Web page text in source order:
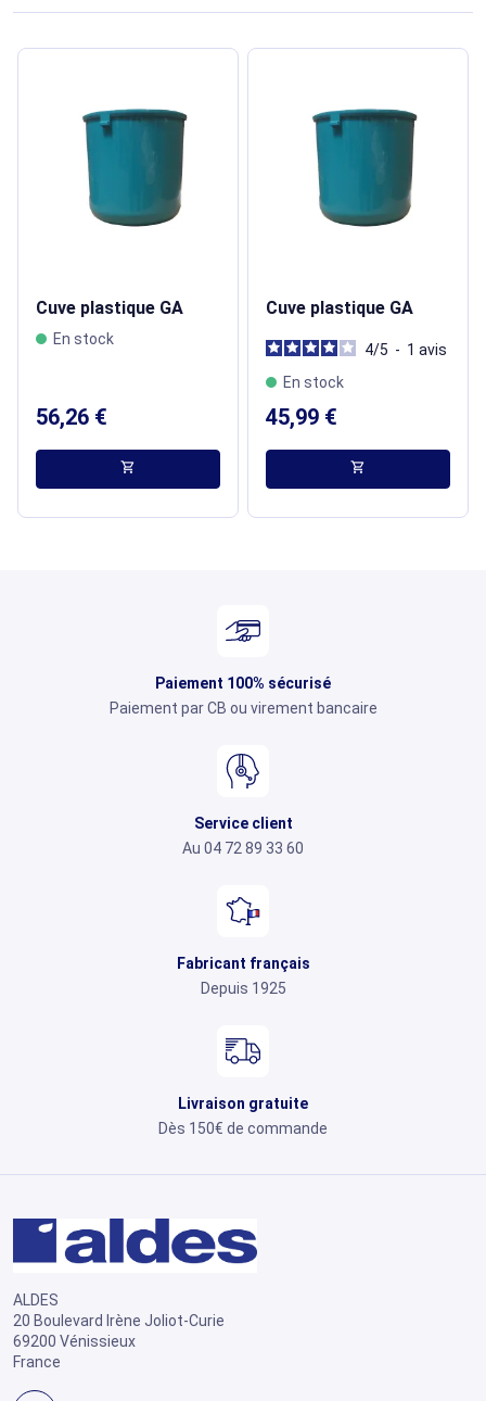
Cuve plastique GA
En stock
56,26 €
shopping_cart
Cuve plastique GA
4/5 - 1 avis
En stock
45,99 €
shopping_cart
Paiement 100% sécurisé
Paiement par CB ou virement bancaire
Service client
Au 04 72 89 33 60
Fabricant français
Depuis 1925
Livraison gratuite
Dès 150€ de commande
ALDES
20 Boulevard Irène Joliot-Curie
69200 Vénissieux
France